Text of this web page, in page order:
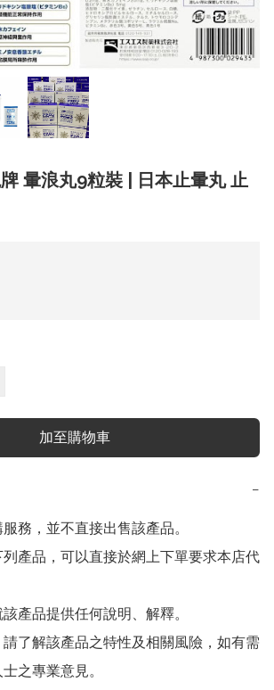
暈浪丸9粒裝 | 日本止暈丸 止
加至購物車
−
務，並不直接出售該產品。
產品，可以直接於網上下單要求本店代
產品提供任何說明、解釋。
了解該產品之特性及相關風險，如有需
之專業意見。